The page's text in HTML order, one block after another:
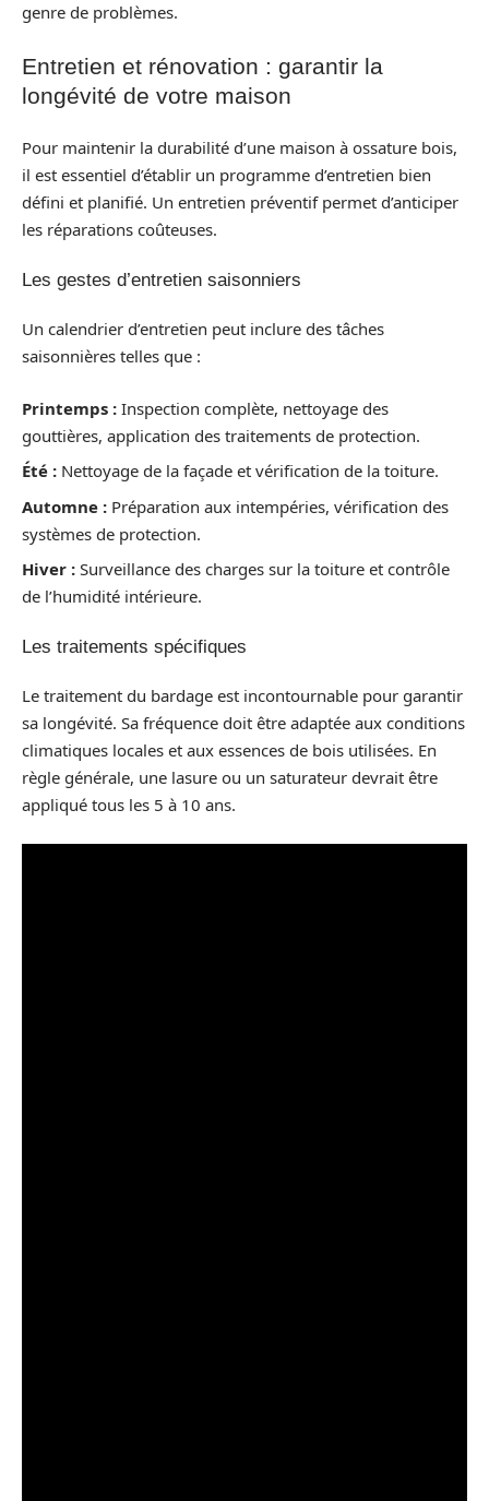
genre de problèmes.
Entretien et rénovation : garantir la
longévité de votre maison
Pour maintenir la durabilité d’une maison à ossature bois,
il est essentiel d’établir un programme d’entretien bien
défini et planifié. Un entretien préventif permet d’anticiper
les réparations coûteuses.
Les gestes d’entretien saisonniers
Un calendrier d’entretien peut inclure des tâches
saisonnières telles que :
Printemps : Inspection complète, nettoyage des
gouttières, application des traitements de protection.
Été : Nettoyage de la façade et vérification de la toiture.
Automne : Préparation aux intempéries, vérification des
systèmes de protection.
Hiver : Surveillance des charges sur la toiture et contrôle
de l’humidité intérieure.
Les traitements spécifiques
Le traitement du bardage est incontournable pour garantir
sa longévité. Sa fréquence doit être adaptée aux conditions
climatiques locales et aux essences de bois utilisées. En
règle générale, une lasure ou un saturateur devrait être
appliqué tous les 5 à 10 ans.